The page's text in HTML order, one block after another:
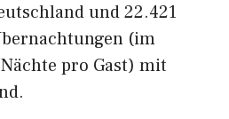
und 22.421
(im
pro Gast) mit